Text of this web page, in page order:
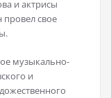
и актрисы
свое
музыкально-
и